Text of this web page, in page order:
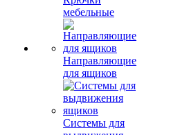
мебельные
Направляющие
для ящиков
Системы для